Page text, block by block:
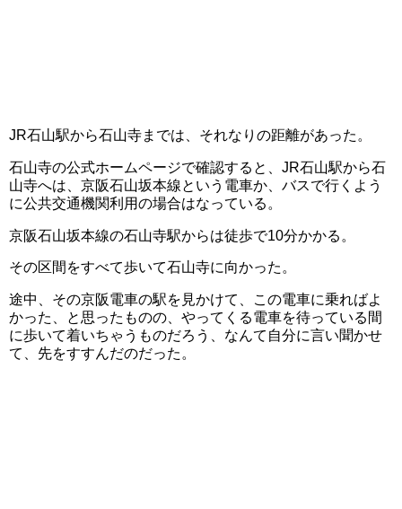
JR石山駅から石山寺までは、それなりの距離があった。
石山寺の公式ホームページで確認すると、JR石山駅から石
山寺へは、京阪石山坂本線という電車か、バスで行くよう
に公共交通機関利用の場合はなっている。
京阪石山坂本線の石山寺駅からは徒歩で10分かかる。
その区間をすべて歩いて石山寺に向かった。
途中、その京阪電車の駅を見かけて、この電車に乗ればよ
かった、と思ったものの、やってくる電車を待っている間
に歩いて着いちゃうものだろう、なんて自分に言い聞かせ
て、先をすすんだのだった。